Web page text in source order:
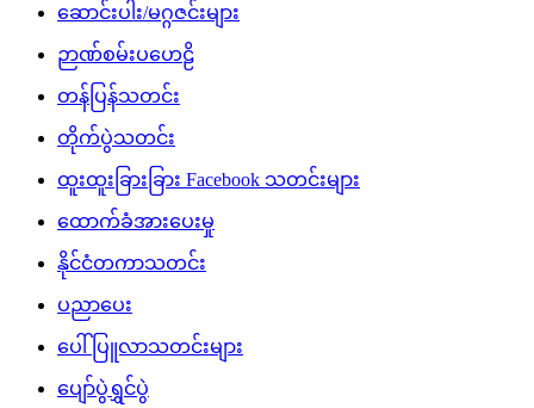
ဆောင်းပါး/မဂ္ဂဇင်းများ
ဉာဏ်စမ်းပဟေဠိ
တန်ပြန်သတင်း
တိုက်ပွဲသတင်း
ထူးထူးခြားခြား Facebook သတင်းများ
ထောက်ခံအားပေးမှု
နိုင်ငံတကာသတင်း
ပညာပေး
ပေါ်ပြူလာသတင်းများ
ပျော်ပွဲရွှင်ပွဲ